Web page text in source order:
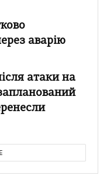
аварію
атаки на